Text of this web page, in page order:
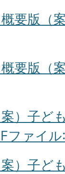
要版（
要版（
）子ど
ファイ
）子ど